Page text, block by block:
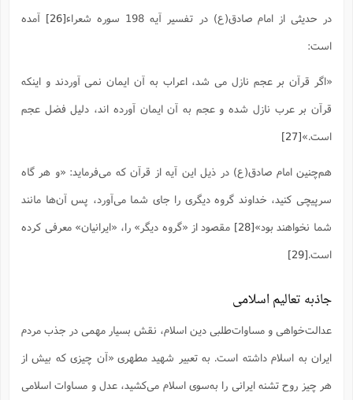
در حدیثی از امام صادق(ع) در تفسیر آیه 198 سوره شعراء [26]
آمده
است:
«اگر قرآن بر عجم نازل می شد، اعراب به آن ایمان نمی آوردند و اینکه
قرآن بر عرب نازل شده و عجم به آن ایمان آورده اند، دلیل فضل عجم
است.»[27]
هم‌چنین امام صادق(ع) در ذیل این آیه از قرآن که می‌فرماید: «و هر گاه
سرپیچى کنید، خداوند گروه دیگرى را جاى شما مى‌آورد، پس آن‌ها مانند
شما نخواهند بود»[28]
مقصود از «گروه دیگر» را، «ایرانیان» معرفی کرده
است.[29]
جاذبه تعالیم اسلامی
عدالت‌خواهی و مساوات‌طلبی دین اسلام، نقش بسیار مهمی در جذب مردم
ایران به اسلام داشته است. به تعبیر شهید مطهری «آن چیزی که بیش از
هر چیز روح تشنه ایرانی را به‌سوی اسلام می‌کشید، عدل و مساوات اسلامی